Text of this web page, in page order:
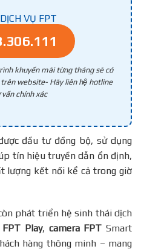
VỤ FPT
khuyến mãi từng tháng sẽ có
website- Hãy liên hệ hotline
chính xác
đầu tư đồng bộ, sử dụng
tín hiệu truyền dẫn ổn định,
lượng kết nối kể cả trong giờ
phát triển hệ sinh thái dịch
Play, camera FPT Smart
hàng thông minh – mang